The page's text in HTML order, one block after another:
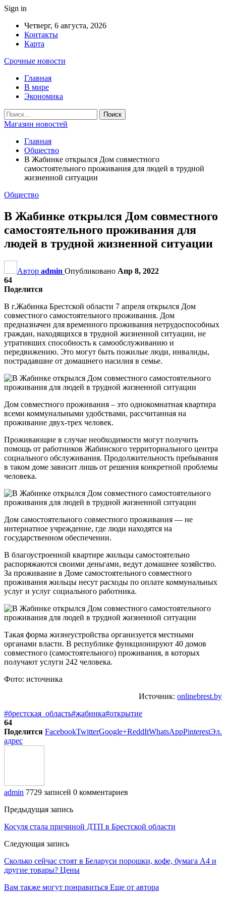
Sign in
Четверг, 6 августа, 2026
Контакты
Карта
Срочные новости
Главная
В мире
Экономика
Магазин новостей
Главная
Общество
В Жабинке открылся Дом совместного
самостоятельного проживания для людей в трудной
жизненной ситуации
Общество
В Жабинке открылся Дом совместного
самостоятельного проживания для
людей в трудной жизненной ситуации
Автор admin Опубликовано Апр 8, 2022
64
Поделится
В г.Жабинка Брестской области 7 апреля открылся Дом
совместного самостоятельного проживания. Дом
предназначен для временного проживания нетрудоспособных
граждан, находящихся в трудной жизненной ситуации, не
утративших способность к самообслуживанию и
передвижению. Это могут быть пожилые люди, инвалиды,
пострадавшие от домашнего насилия в семье.
Дом совместного проживания – это однокомнатная квартира
всеми коммунальными удобствами, рассчитанная на
проживание двух-трех человек.
Проживающие в случае необходимости могут получить
помощь от работников Жабинского территориального центра
социального обслуживания. Продолжительность пребывания
в таком доме зависит лишь от решения конкретной проблемы
человека.
Дом самостоятельного совместного проживания — не
интернатное учреждение, где люди находятся на
государственном обеспечении.
В благоустроенной квартире жильцы самостоятельно
распоряжаются своими деньгами, ведут домашнее хозяйство.
За проживание в Доме самостоятельного совместного
проживания жильцы несут расходы по оплате коммунальных
услуг и услуг социального работника.
Такая форма жизнеустройства организуется местными
органами власти. В республике функционируют 40 домов
совместного (самостоятельного) проживания, в которых
получают услуги 242 человека.
Фото: источника
Источник: onlinebrest.by
#брестская_область#жабинка#открытие
64
Поделится FacebookTwitterGoogle+ReddItWhatsAppPinterestЭл.
адрес
admin 7729 записей 0 комментариев
Предыдущая запись
Косуля стала причиной ДТП в Брестской области
Следующая запись
Сколько сейчас стоят в Беларуси порошки, кофе, бумага А4 и
другие товары? Цены
Вам также могут понравиться Еще от автора